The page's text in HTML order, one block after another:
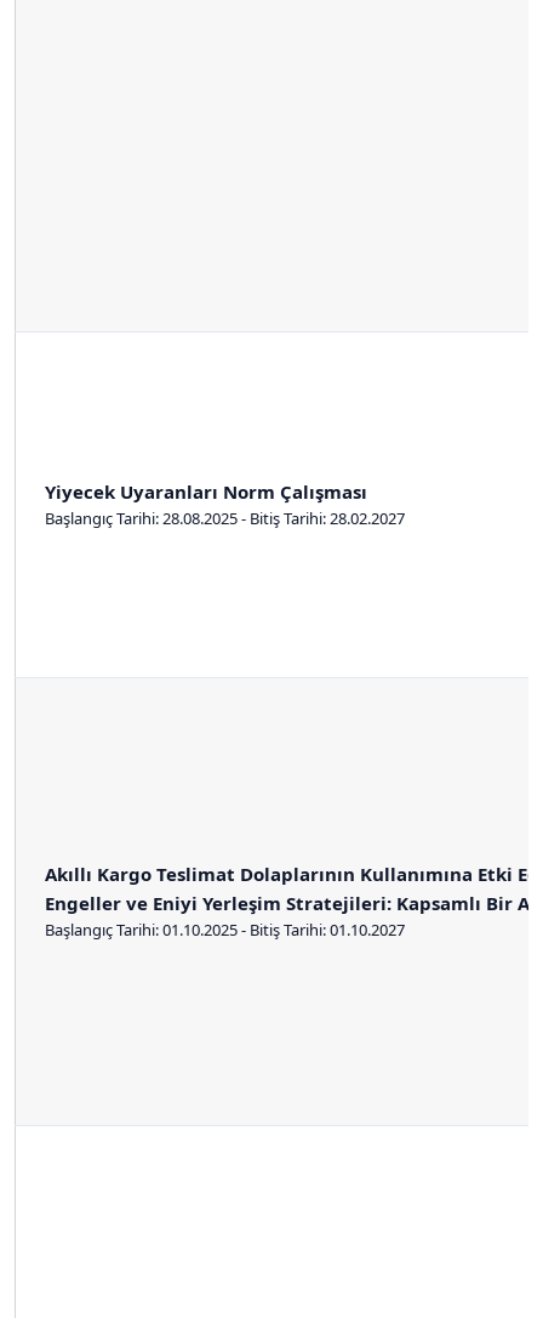
Yiyecek Uyaranları Norm Çalışması
Başlangıç Tarihi: 28.08.2025 - Bitiş Tarihi: 28.02.2027
Akıllı Kargo Teslimat Dolaplarının Kullanımına Etki
Engeller ve Eniyi Yerleşim Stratejileri: Kapsamlı Bir
Başlangıç Tarihi: 01.10.2025 - Bitiş Tarihi: 01.10.2027